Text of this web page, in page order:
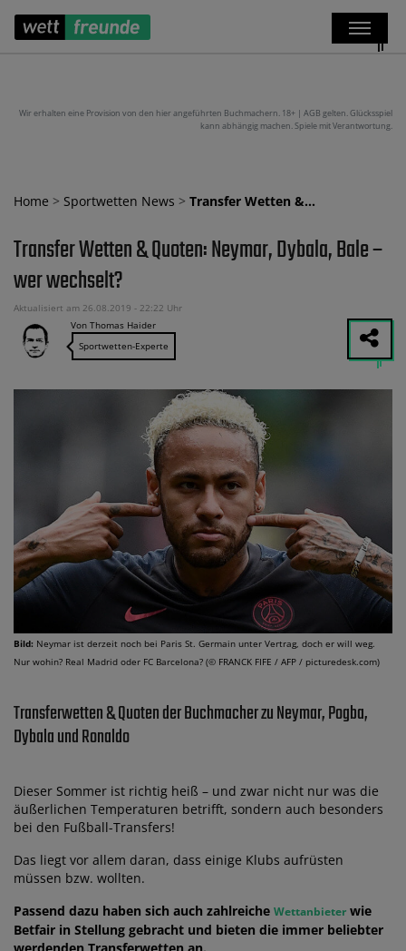
Wir erhalten eine Provision von den hier angeführten Buchmachern. 18+ | AGB gelten. Glücksspiel
kann abhängig machen. Spiele mit Verantwortung.
Home > Sportwetten News > Transfer Wetten &…
Transfer Wetten & Quoten: Neymar, Dybala, Bale –
wer wechselt?
Aktualisiert am 26.08.2019 - 22:22 Uhr
Von Thomas Haider
Sportwetten-Experte
Bild: Neymar ist derzeit noch bei Paris St. Germain unter Vertrag, doch er will weg.
Nur wohin? Real Madrid oder FC Barcelona? (© FRANCK FIFE / AFP / picturedesk.com)
Transferwetten & Quoten der Buchmacher zu Neymar, Pogba,
Dybala und Ronaldo
Dieser Sommer ist richtig heiß – und zwar nicht nur was die
äußerlichen Temperaturen betrifft, sondern auch besonders
bei den Fußball-Transfers!
Das liegt vor allem daran, dass einige Klubs aufrüsten
müssen bzw. wollten.
Passend dazu haben sich auch zahlreiche Wettanbieter wie
Betfair in Stellung gebracht und bieten die immer beliebter